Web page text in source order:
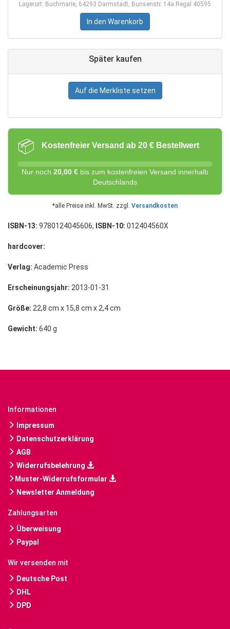
Lagerort: Buchmarie, 64293 Darmstadt, Bunsenstr. 14a Regal 40595
In den Warenkorb
Später kaufen
Auf die Merkliste setzen
📦 Kostenfreier Versand ab 20 € Bestellwert
Nur noch 20,00 € bis zum kostenfreien Versand innerhalb
Deutschlands
*alle Preise inkl. MwSt. zzgl. Versandkosten
ISBN-13: 9780124045606, ISBN-10: 012404560X
hardcover:
Verlag: Academic Press
Erscheinungsjahr: 2013-01-31
Größe: 22,8 cm x 15,8 cm x 2,4 cm
Gewicht: 640 g
Informationen
Impressum
Datenschutzerklärung
AGB
Widerrufsbelehrung
Muster-Widerrufsformular
Newsletter Anmeldung
Zahlungsarten
Überweisung
Paypal
Wir versenden mit
Deutsche Post
DHL
DPD